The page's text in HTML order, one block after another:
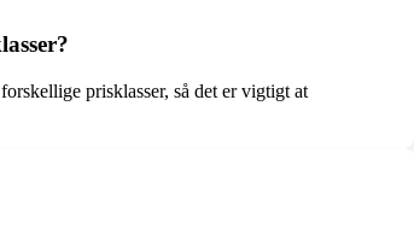
prisklasser, så det er vigtigt at